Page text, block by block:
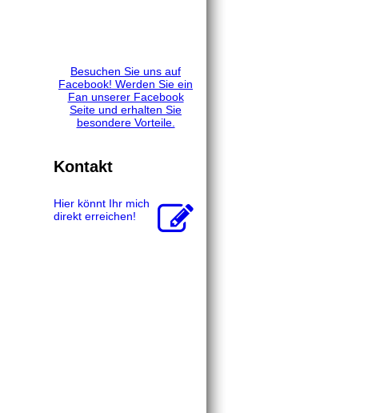
Besuchen Sie uns auf
Facebook! Werden Sie ein
Fan unserer Facebook
Seite und erhalten Sie
besondere Vorteile.
Kontakt
Hier könnt Ihr mich
direkt erreichen!